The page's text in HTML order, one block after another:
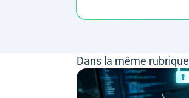
Dans la même rubrique